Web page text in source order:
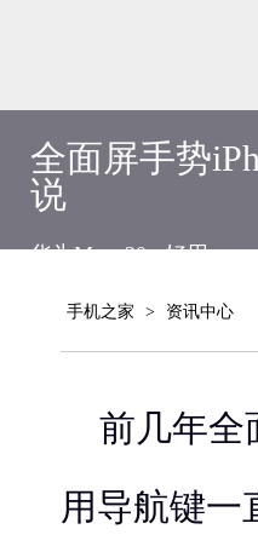
全面屏手势
说
华为Mate 20 好用
手机之家 > 资讯中心
前几年全
用导航键一